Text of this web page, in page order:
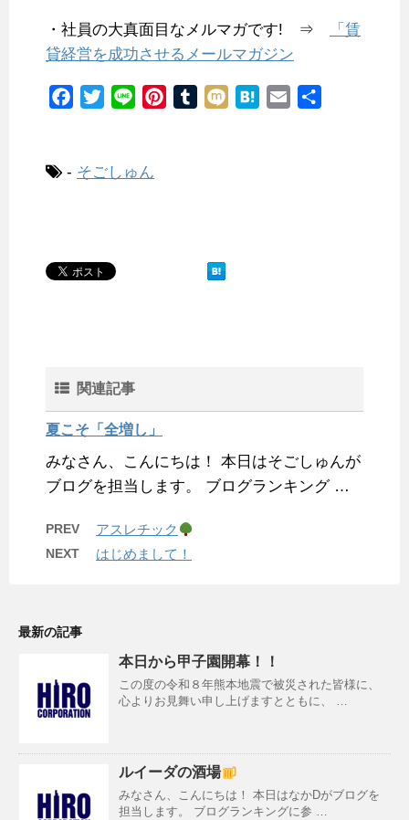
・社員の大真面目なメルマガです! ⇒
「賃
貸経営を成功させるメールマガジン
e
k
t
e
- そごしゅん
関連記事
夏こそ「全増し」
みなさん、こんにちは！ 本日はそごしゅんが
ブログを担当します。 ブログランキング …
PREV アスレチック
NEXT はじめまして！
最新の記事
本日から甲子園開幕！！
この度の令和８年熊本地震で被災された皆様に、
心よりお見舞い申し上げますとともに、 …
ルイーダの酒場
みなさん、こんにちは！ 本日はなかDがブログを
担当します。 ブログランキングに参 …